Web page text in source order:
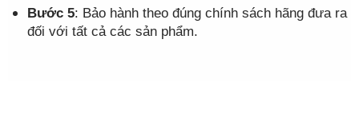
Bước 5: Bảo hành theo đúng chính sách hãng đưa ra
đối với tất cả các sản phẩm.